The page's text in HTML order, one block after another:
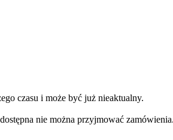
czasu i może być już nieaktualny.
nie można przyjmować